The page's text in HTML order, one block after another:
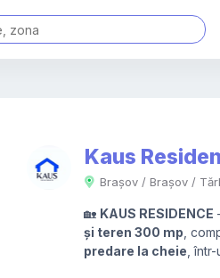
Kaus
Brașov / Brașov /
🏡 KAUS RESIDENCE
și teren 300 mp ,
predare la cheie ,